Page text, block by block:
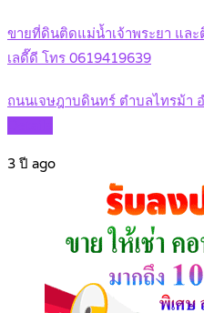
ขายที่ดินติดแม่น้ำเจ้าพระยา แล
เลดี๊ดี โทร 0619419639
ถนนเจษฎาบดินทร์ ตำบลไทรม้า
3 ปี ago